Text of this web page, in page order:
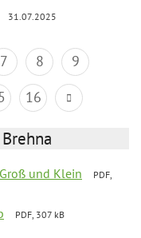
31.07.2025
7 8
9
16
und Klein
PDF,
PDF, 307 kB